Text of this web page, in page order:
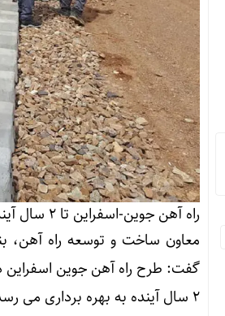
راه آهن جوین-اسفراین تا ۲ سال آینده بهره برداری می شود
معاون ساخت و ‌توسعه راه آهن،
۲ سال آینده به بهره برداری می رسد.